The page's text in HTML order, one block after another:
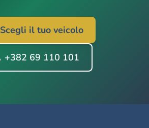
Scegli il tuo veicolo
+382 69 110 101